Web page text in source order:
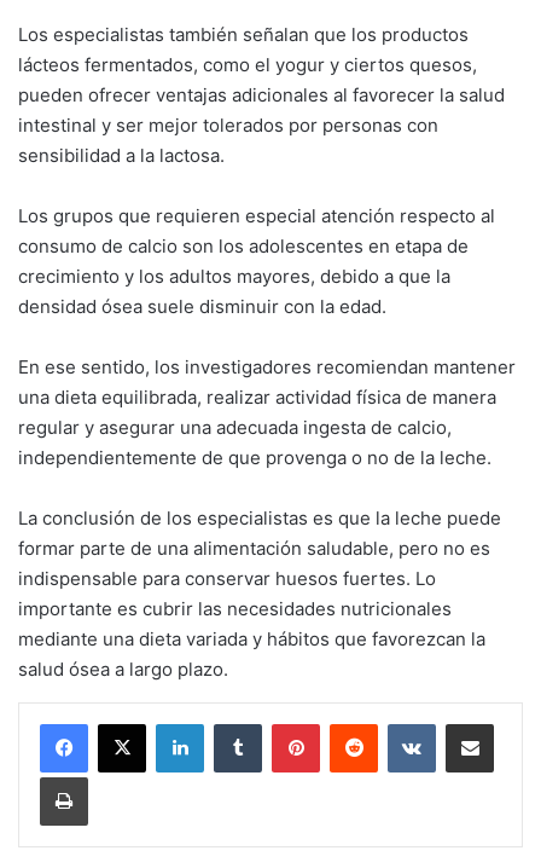
Los especialistas también señalan que los productos
lácteos fermentados, como el yogur y ciertos quesos,
pueden ofrecer ventajas adicionales al favorecer la salud
intestinal y ser mejor tolerados por personas con
sensibilidad a la lactosa.
Los grupos que requieren especial atención respecto al
consumo de calcio son los adolescentes en etapa de
crecimiento y los adultos mayores, debido a que la
densidad ósea suele disminuir con la edad.
En ese sentido, los investigadores recomiendan mantener
una dieta equilibrada, realizar actividad física de manera
regular y asegurar una adecuada ingesta de calcio,
independientemente de que provenga o no de la leche.
La conclusión de los especialistas es que la leche puede
formar parte de una alimentación saludable, pero no es
indispensable para conservar huesos fuertes. Lo
importante es cubrir las necesidades nutricionales
mediante una dieta variada y hábitos que favorezcan la
salud ósea a largo plazo.
LinkedInTumblr PinterestReddit VKontakteShare via Email
Print